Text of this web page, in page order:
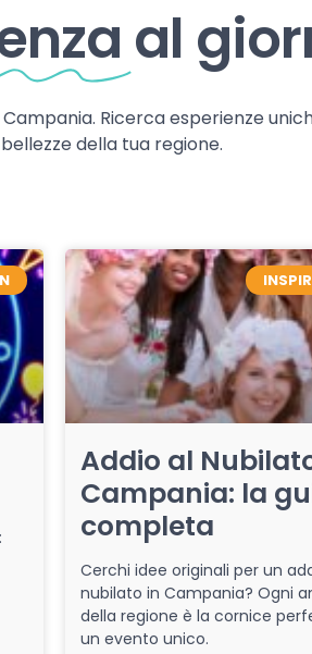
al
Ricerca esperienze
della tua regione.
Addio al
Campania: la
completa
Cerchi idee originali per un
nubilato in Campania? Ogni
della regione è la cornice
un evento unico.